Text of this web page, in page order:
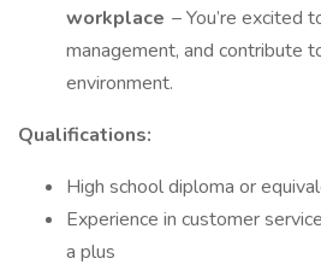
workplace – You’re excited
management, and contribute
environment.
Qualifications:
High school diploma or
Experience in customer
a plus